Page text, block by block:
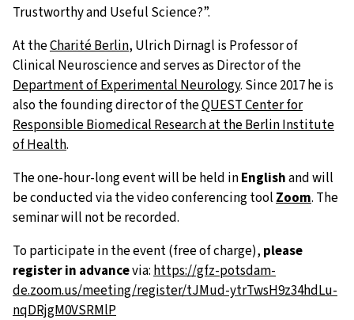
Trustworthy and Useful Science?”.
At theCharité Berlin, Ulrich Dirnagl is Professor of
Clinical Neuroscience and serves as Director of the
Department of Experimental Neurology. Since 2017 he is
also the founding director of theQUEST Center for
Responsible Biomedical Research at the Berlin Institute
of Health.
The one-hour-long event will be held inEnglishand will
be conducted via the video conferencing tool Zoom. The
seminar will not be recorded.
To participate in the event (free of charge), please
register in advancevia: https://gfz-potsdam-
de.zoom.us/meeting/register/tJMud-ytrTwsH9z34hdLu-
nqDRjgM0VSRMlP